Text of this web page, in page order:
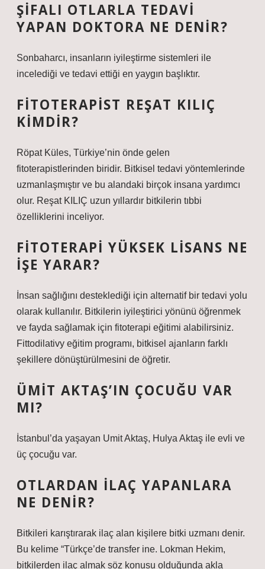
ŞIFALI OTLARLA TEDAVI
YAPAN DOKTORA NE DENIR?
Sonbaharcı, insanların iyileştirme sistemleri ile
incelediği ve tedavi ettiği en yaygın başlıktır.
FITOTERAPIST REŞAT KILIÇ
KIMDIR?
Röpat Küles, Türkiye’nin önde gelen
fitoterapistlerinden biridir. Bitkisel tedavi yöntemlerinde
uzmanlaşmıştır ve bu alandaki birçok insana yardımcı
olur. Reşat KILIÇ uzun yıllardır bitkilerin tıbbi
özelliklerini inceliyor.
FITOTERAPI YÜKSEK LISANS NE
IŞE YARAR?
İnsan sağlığını desteklediği için alternatif bir tedavi yolu
olarak kullanılır. Bitkilerin iyileştirici yönünü öğrenmek
ve fayda sağlamak için fitoterapi eğitimi alabilirsiniz.
Fittodilativy eğitim programı, bitkisel ajanların farklı
şekillere dönüştürülmesini de öğretir.
ÜMIT AKTAŞ’IN ÇOCUĞU VAR
MI?
İstanbul’da yaşayan Umit Aktaş, Hulya Aktaş ile evli ve
üç çocuğu var.
OTLARDAN ILAÇ YAPANLARA
NE DENIR?
Bitkileri karıştırarak ilaç alan kişilere bitki uzmanı denir.
Bu kelime “Türkçe’de transfer ine. Lokman Hekim,
bitkilerden ilaç almak söz konusu olduğunda akla